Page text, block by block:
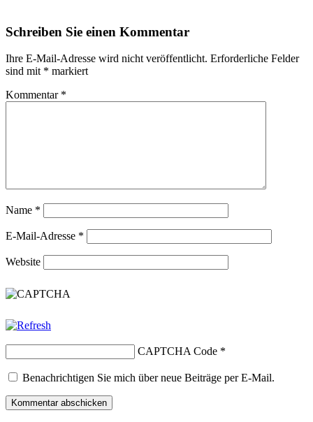
Schreiben Sie einen Kommentar
Ihre E-Mail-Adresse wird nicht veröffentlicht. Erforderliche Felder
sind mit * markiert
Kommentar *
Name *
E-Mail-Adresse *
Website
CAPTCHA Code *
Benachrichtigen Sie mich über neue Beiträge per E-Mail.